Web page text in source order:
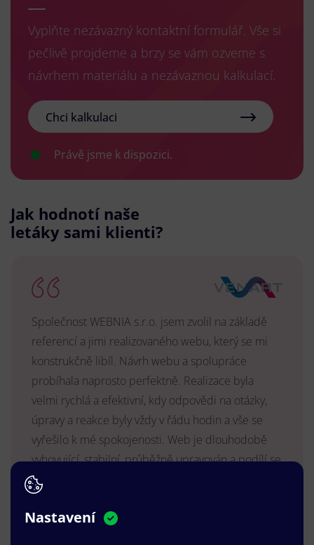
Vyplňte nezávazný kontaktní formulář. Vše si
pečlivě projdeme a brzy se vám ozveme s
návrhem materiálu a nezávaznou kalkulací.
Chci kalkulaci
Právě jsme k dispozici.
Jak hodnotí naše
letáky sami klienti?
Společnost WEBNIA s.r.o. jsem zvolil na základě
referencí a jimi realizovaného webu, který se mi
konstrukčně libíl. Návrh webu a spolupráce
probíhala naprosto perfektně. Realizace byla
velmi rychlá a efektivní, kdy odpovědi na otázky,
úpravy a reakce byly vždy v řádu hodin a vše se
vyřešilo k mé spokojenosti. Web je dlouhodobě
vyhovující, stabilní, průběžně upravován a podílí se
na pozitivním vnímání naší značky.
MUDr. Radek Vyšohlíd
VENART s.r.o.
Nastavení